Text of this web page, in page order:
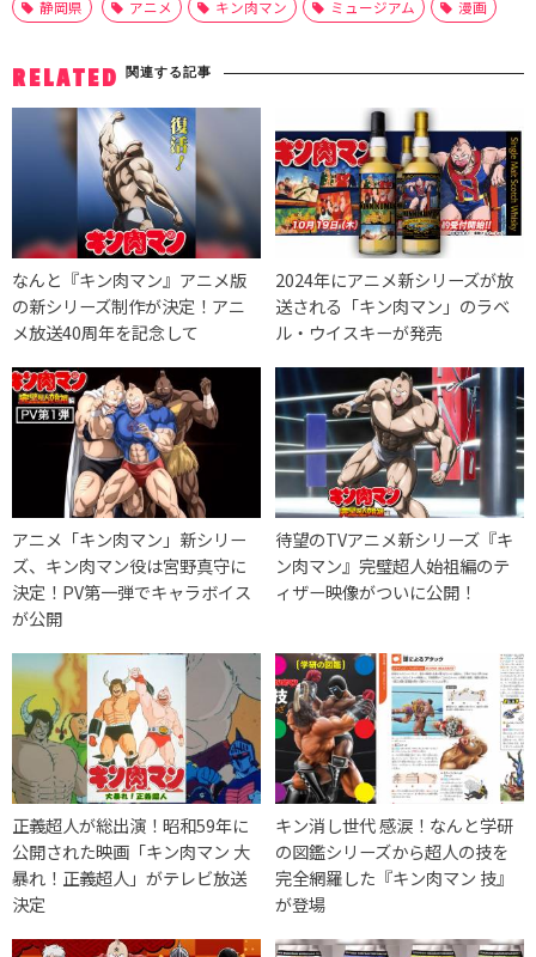
静岡県 アニメ キン肉マン ミュージアム 漫画
RELATED 関連する記事
なんと『キン肉マン』アニメ版
の新シリーズ制作が決定！アニ
メ放送40周年を記念して
2024年にアニメ新シリーズが放
送される「キン肉マン」のラベ
ル・ウイスキーが発売
アニメ「キン肉マン」新シリー
ズ、キン肉マン役は宮野真守に
決定！PV第一弾でキャラボイス
が公開
待望のTVアニメ新シリーズ『キ
ン肉マン』完璧超人始祖編のテ
ィザー映像がついに公開！
正義超人が総出演！昭和59年に
公開された映画「キン肉マン 大
暴れ！正義超人」がテレビ放送
決定
キン消し世代 感涙！なんと学研
の図鑑シリーズから超人の技を
完全網羅した『キン肉マン 技』
が登場